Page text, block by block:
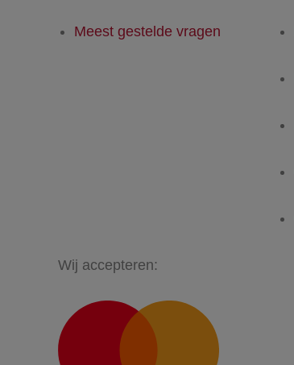
Meest gestelde vragen
Wij accepteren: